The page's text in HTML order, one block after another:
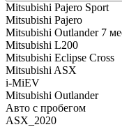
Mitsubishi Pajero Sport
Mitsubishi Pajero
Mitsubishi Outlander 7
Mitsubishi L200
Mitsubishi Eclipse Cross
Mitsubishi ASX
i-MiEV
Mitsubishi Outlander
Авто с пробегом
ASX_2020